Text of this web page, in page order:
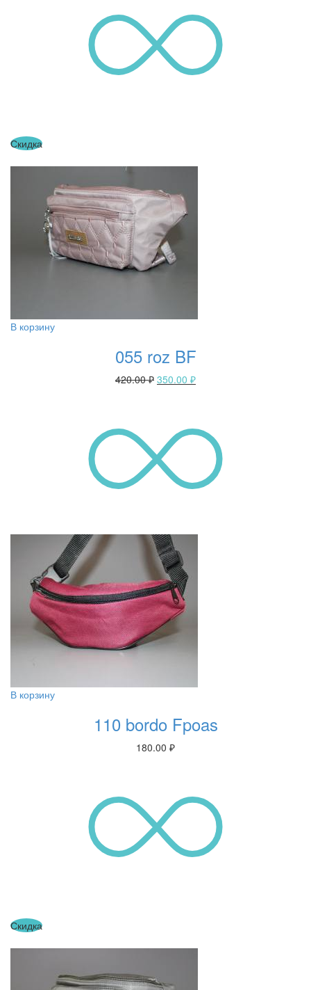
Скидка
В корзину
055 roz BF
420.00₽ 350.00 ₽
В корзину
110 bordo Fpoas
180.00 ₽
Скидка